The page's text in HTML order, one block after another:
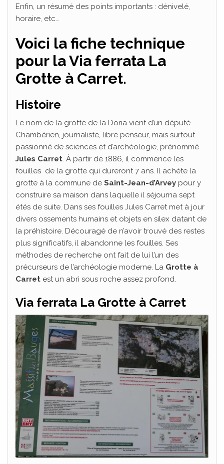
Enfin, un résumé des points importants : dénivelé,
horaire, etc…
Voici la fiche technique
pour la Via ferrata La
Grotte à Carret.
Histoire
Le nom de la grotte de la Doria vient d’un député
Chambérien, journaliste, libre penseur, mais surtout
passionné de sciences et d’archéologie, prénommé
Jules Carret. À partir de 1886, il commence les
fouilles de la grotte qui dureront 7 ans. Il achète la
grotte à la commune de Saint-Jean-d’Arvey pour y
construire sa maison dans laquelle il séjourna sept
étés de suite. Dans ses fouilles Jules Carret met à jour
divers ossements humains et objets en silex datant de
la préhistoire. Découragé de n’avoir trouvé des restes
plus significatifs, il abandonne les fouilles. Ses
méthodes de recherche ont fait de lui l’un des
précurseurs de l’archéologie moderne. La Grotte à
Carret est un abri sous roche assez profond.
Via ferrata La Grotte à Carret